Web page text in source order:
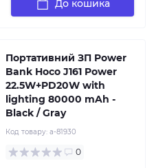
До кошика
Портативний ЗП Power
Bank Hoco J161 Power
22.5W+PD20W with
lighting 80000 mAh -
Black / Gray
Код товару: a-81930
0